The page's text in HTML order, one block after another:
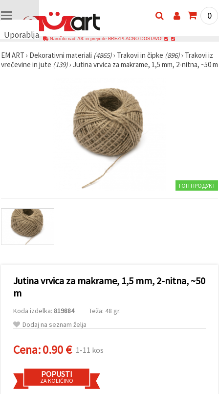
Uporabljamo
🍪
Uporabljamo
promet in
prikazujemo
ustreznejše
vsebine in
oglase, tudi
s pomočjo
naših
S klikom na
»Sprejmi
vse!« se
strinjate z
uporabo
vseh
Ali pa v
Nastavitvah
preference z
izbiro
0
Naročilo nad 70€ in prejmite BREZPLAČNO DOSTAVO!
EM ART › Dekorativni materiali (4865)› Trakovi in čipke (896)› Trakovi iz
vrečevine in jute (139)› Jutina vrvica za makrame, 1,5 mm, 2-nitna, ~50 m
ТОП ПРОДУКТ
Jutina vrvica za makrame, 1,5 mm, 2-nitna, ~50
m
Koda izdelka: 819884
Teža: 48 gr.
Dodaj na seznam želja
Cena:0.90 € 1-11 kos
POPUSTI
ZA KOLIČINO